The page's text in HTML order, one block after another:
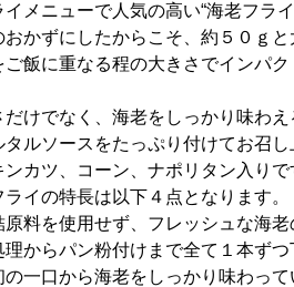
メニューで人気の高い“海老フラ
おかずにしたからこそ、約５０ｇ
ご飯に重なる程の大きさでインパ
だけでなく、海老をしっかり味わ
タルソースをたっぷり付けてお召
ンカツ、コーン、ナポリタン入りで
ライの特長は以下４点となります。
料を使用せず、フレッシュな海老
からパン粉付けまで全て１本ずつ
一口から海老をしっかり味わって